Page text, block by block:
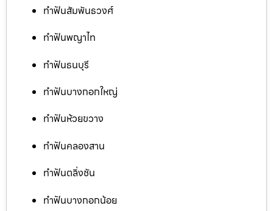
ทำฟันสัมพันธวงศ์
ทำฟันพญาไท
ทำฟันธนบุรี
ทำฟันบางกอกใหญ่
ทำฟันห้วยขวาง
ทำฟันคลองสาน
ทำฟันตลิ่งชัน
ทำฟันบางกอกน้อย